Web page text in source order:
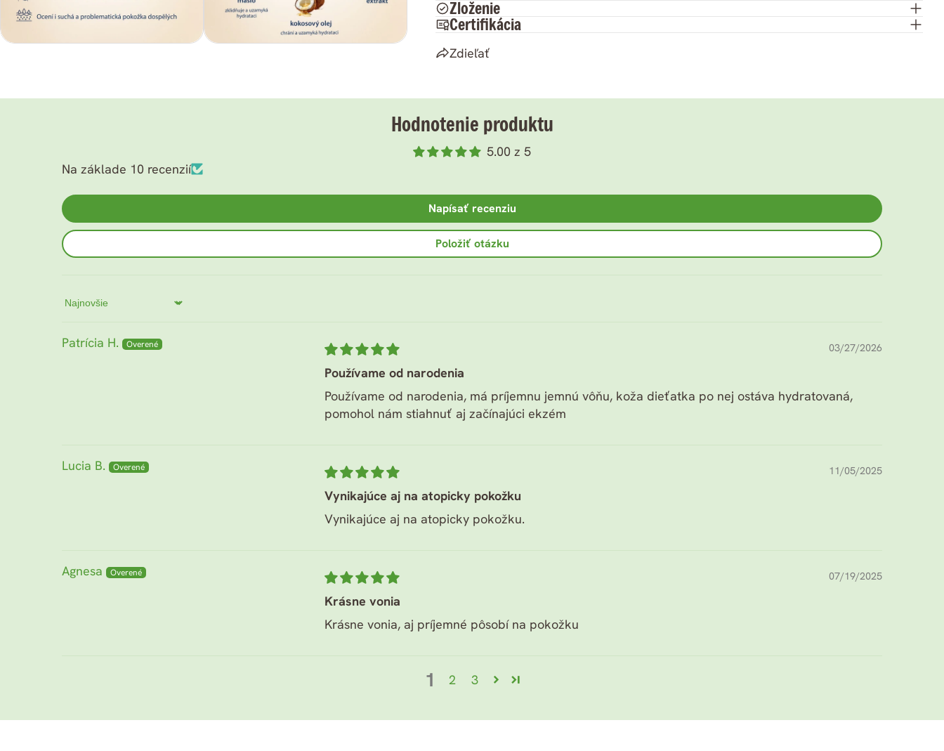
modálnom
režime
modálnom
režime
Zloženie
Certifikácia
Zdieľať
Hodnotenie produktu
5.00 z 5
Na základe 10 recenzií
Napísať recenziu
Položiť otázku
Sort by
Patrícia H.
03/27/2026
Používame od narodenia
Používame od narodenia, má príjemnu jemnú vôňu, koža dieťatka po nej ostáva hydratovaná,
pomohol nám stiahnuť aj začínajúci ekzém
Lucia B. 11/05/2025
Vynikajúce aj na atopicky pokožku
Vynikajúce aj na atopicky pokožku.
Agnesa 07/19/2025
Krásne vonia
Krásne vonia, aj príjemné pôsobí na pokožku
1 2 3